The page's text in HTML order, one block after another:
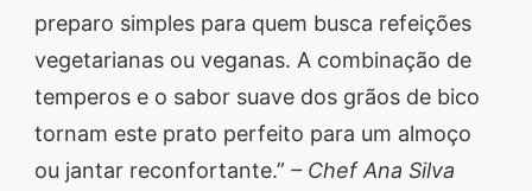
preparo simples para quem busca refeições
vegetarianas ou veganas. A combinação de
temperos e o sabor suave dos grãos de bico
tornam este prato perfeito para um almoço
ou jantar reconfortante.” – Chef Ana Silva